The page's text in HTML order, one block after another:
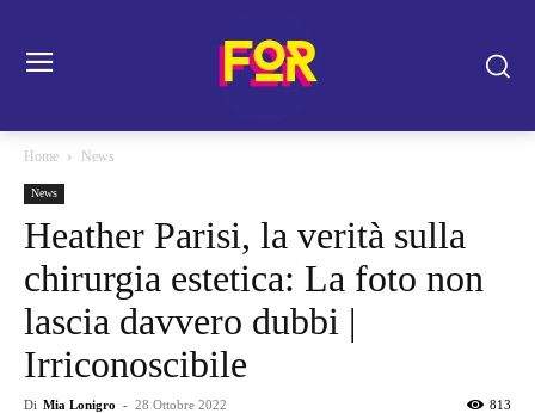
Home News
News
Heather Parisi, la verità sulla
chirurgia estetica: La foto non
lascia davvero dubbi |
Irriconoscibile
Di Mia Lonigro - 28 Ottobre 2022 813